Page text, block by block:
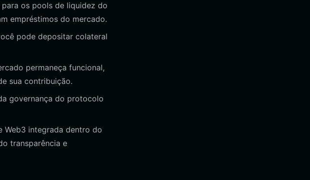
os pools de liquidez do
empréstimos do mercado.
pode depositar colateral
permaneça funcional,
sua contribuição.
governança do protocolo
Web3 integrada dentro do
transparência e